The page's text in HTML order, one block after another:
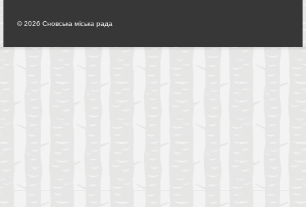
© 2026 Сновська міська рада